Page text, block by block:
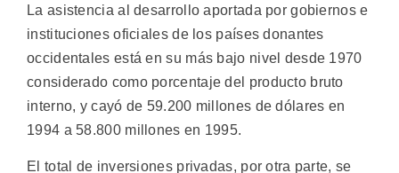
La asistencia al desarrollo aportada por gobiernos e
instituciones oficiales de los países donantes
occidentales está en su más bajo nivel desde 1970
considerado como porcentaje del producto bruto
interno, y cayó de 59.200 millones de dólares en
1994 a 58.800 millones en 1995.
El total de inversiones privadas, por otra parte, se